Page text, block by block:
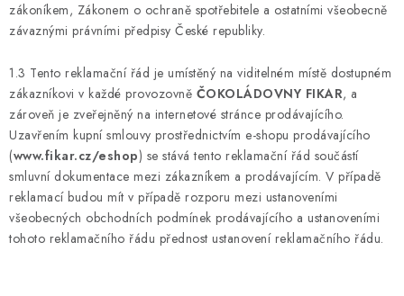
zákoníkem, Zákonem o ochraně spotřebitele a ostatními všeobecně
závaznými právními předpisy České republiky.
1.3 Tento reklamační řád je umístěný na viditelném místě dostupném
zákazníkovi v každé provozovně ČOKOLÁDOVNY FIKAR, a
zároveň je zveřejněný na internetové stránce prodávajícího.
Uzavřením kupní smlouvy prostřednictvím e-shopu prodávajícího
(www.fikar.cz/eshop) se stává tento reklamační řád součástí
smluvní dokumentace mezi zákazníkem a prodávajícím. V případě
reklamací budou mít v případě rozporu mezi ustanoveními
všeobecných obchodních podmínek prodávajícího a ustanoveními
tohoto reklamačního řádu přednost ustanovení reklamačního řádu.